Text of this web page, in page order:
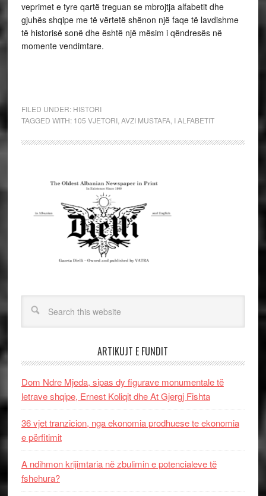
veprimet e tyre qartë treguan se mbrojtja alfabetit dhe
gjuhës shqipe me të vërtetë shënon një faqe të lavdishme
të historisë sonë dhe është një mësim i qëndresës në
momente vendimtare.
FILED UNDER: HISTORI
TAGGED WITH: 105 VJETORI, AVZI MUSTAFA, I ALFABETIT
ARTIKUJT E FUNDIT
Dom Ndre Mjeda, sipas dy figurave monumentale të
letrave shqipe, Ernest Koliqit dhe At Gjergj Fishta
36 vjet tranzicion, nga ekonomia prodhuese te ekonomia
e përfitimit
A ndihmon krijimtaria në zbulimin e potencialeve të
fshehura?